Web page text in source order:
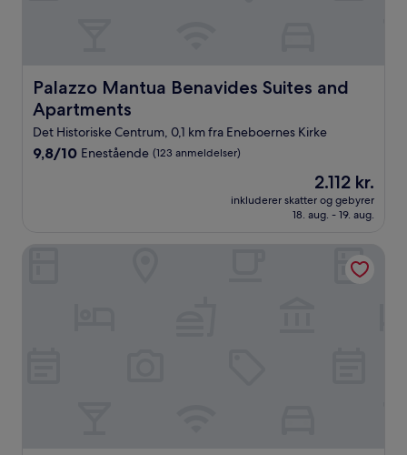
Palazzo Mantua Benavides Suites and
Apartments
Palazzo Mantua Benavides Suites and Apartments
Det Historiske Centrum, 0,1 km fra Eneboernes Kirke
9.8
anmeldelser)
9,8/10 Enestående (123 anmeldelser)
Prisen
er
2.112 kr.
2.112 kr.
inkluderer skatter og gebyrer
18. aug. - 19. aug.